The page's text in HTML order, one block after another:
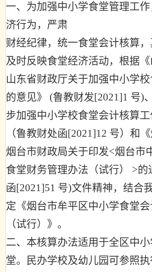
一、为加强中小学食堂管理工
济行为，严肃
财经纪律，统一食堂会计核算，
及时反映食堂经济活动，根据
山东省财政厅关于加强中小学
的意见》
(鲁教财发[2021]1 号)
步加强中小学校食堂会计核算工
（鲁教财处函[2021]12 号）和
烟台市财政局关于印发<烟台市
食堂财务管理办法（试行）
>的
函[2021]51 号)文件精神，结合
定《烟台市牟平区中小学食堂
（试行）》。
二、本核算办法适用于全区中
堂。民办学校及幼儿园可参照执